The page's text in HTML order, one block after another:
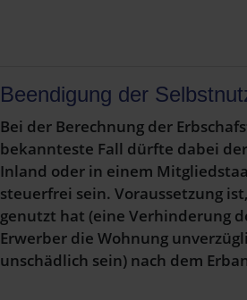
Beendigung der
Bei der Berechnung der
bekannteste Fall dürfte dabei
Inland oder in einem
steuerfrei sein. Voraussetzung
genutzt hat (eine Verhinderung
Erwerber die Wohnung
unschädlich sein) nach dem